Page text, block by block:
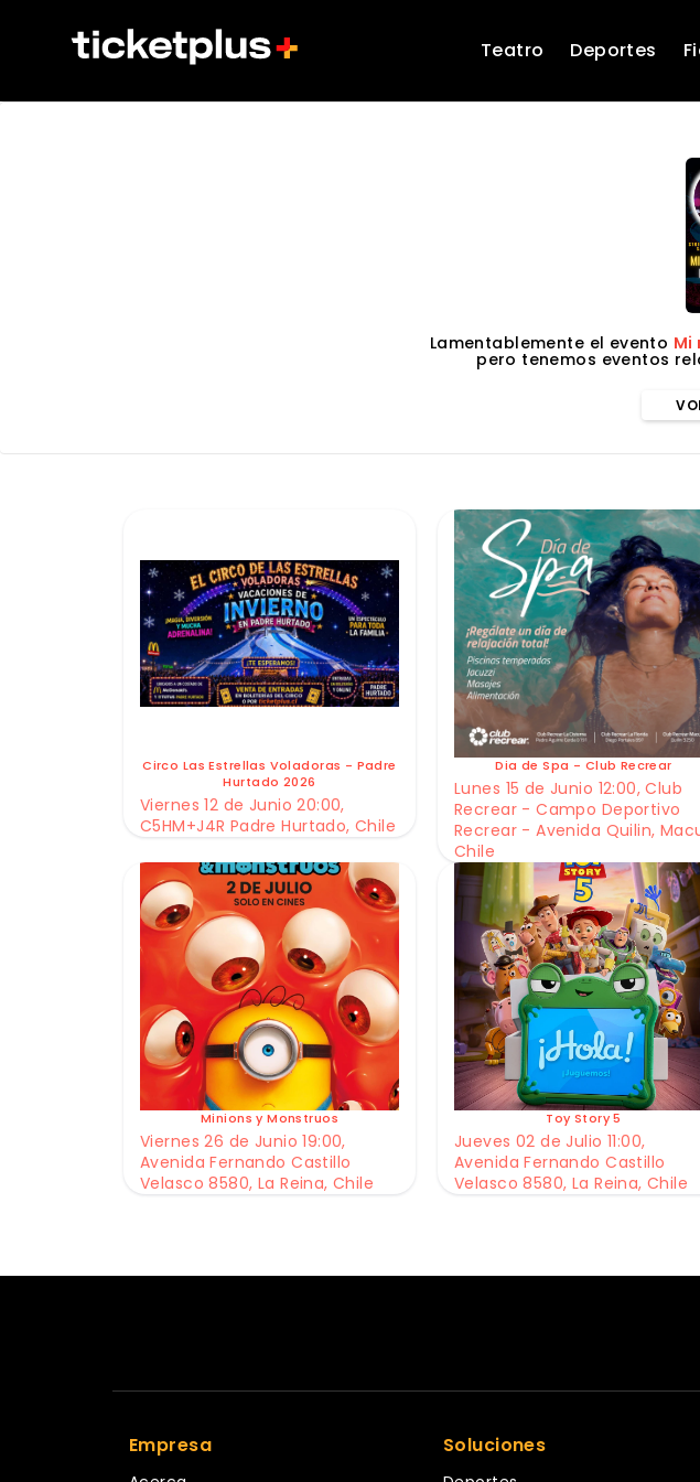
Teatro Deportes
Lamentablemente el evento Mi
pero tenemos eventos
Circo Las Estrellas Voladoras - Padre
Hurtado 2026
Viernes 12 de Junio 20:00,
C5HM+J4R Padre Hurtado, Chile
Dia de Spa - Club Recrear
Lunes 15 de Junio 12:00, Club
Recrear - Campo Deportivo
Recrear - Avenida Quilin,
Chile
Minions y Monstruos
Viernes 26 de Junio 19:00,
Avenida Fernando Castillo
Velasco 8580, La Reina, Chile
Toy Story 5
Jueves 02 de Julio 11:00,
Avenida Fernando Castillo
Velasco 8580, La Reina, Chile
Empresa Soluciones